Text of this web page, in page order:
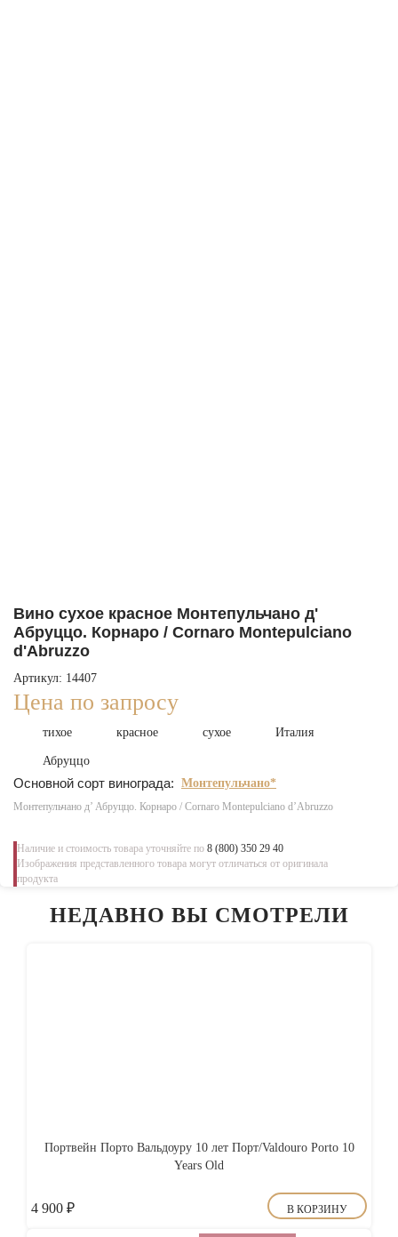
Вино сухое красное Монтепульчано д'
Абруццо. Корнаро / Cornaro Montepulciano
d'Abruzzo
Артикул: 14407
Цена по запросу
тихое красное сухое Италия
Абруццо
Основной сорт винограда: Монтепульчано*
Монтепульчано д’ Абруццо. Корнаро / Cornaro Montepulciano d’Abruzzo
Наличие и стоимость товара уточняйте по 8 (800) 350 29 40
Изображения представленного товара могут отличаться от оригинала
продукта
НЕДАВНО ВЫ СМОТРЕЛИ
Портвейн Порто Вальдоуру 10 лет Порт/Valdouro Porto 10
Years Old
4 900 ₽ В КОРЗИНУ